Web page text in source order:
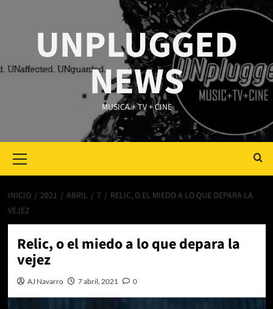
UNPLUGGED
NEWS
MUSICA + TV + CINE
Menu
INICIO 2021 ABRIL 7
RELIC, O EL MIEDO A LO QUE DEPARA LA
VEJEZ
Relic, o el miedo a lo que depara la
vejez
AJ Navarro 7 abril, 2021 0